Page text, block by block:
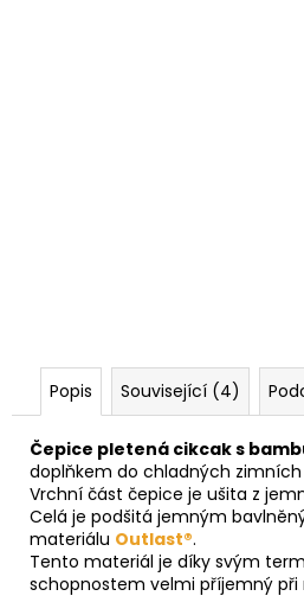
Popis Související (4)
Čepice pletená cikcak s
doplňkem do chladných
Vrchní část čepice je ušita z
Celá je podšitá jemným
materiálu Outlast®.
Tento materiál je díky svým
schopnostem velmi příjemný při